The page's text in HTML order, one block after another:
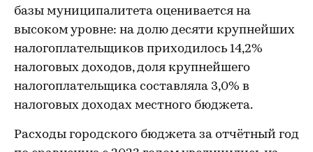
базы муниципалитета оценивается на
высоком уровне: на долю десяти крупнейших
налогоплательщиков приходилось 14,2%
налоговых доходов, доля крупнейшего
налогоплательщика составляла 3,0% в
налоговых доходах местного бюджета.
Расходы городского бюджета за отчётный год